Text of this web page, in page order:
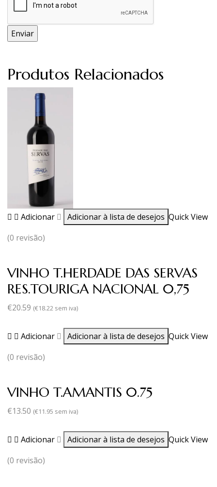
Produtos Relacionados
Adicionar Adicionar à lista de desejos Quick View
(0 revisão)
VINHO T.HERDADE DAS SERVAS
RES.TOURIGA NACIONAL 0,75
€20.59 (€18.22 sem iva)
Adicionar Adicionar à lista de desejos Quick View
(0 revisão)
VINHO T.AMANTIS 0.75
€13.50 (€11.95 sem iva)
Adicionar Adicionar à lista de desejos Quick View
(0 revisão)